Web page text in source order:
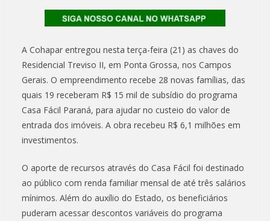
A Cohapar entregou nesta terça-feira (21) as chaves do
Residencial Treviso II, em Ponta Grossa, nos Campos
Gerais. O empreendimento recebe 28 novas famílias, das
quais 19 receberam R$ 15 mil de subsídio do programa
Casa Fácil Paraná, para ajudar no custeio do valor de
entrada dos imóveis. A obra recebeu R$ 6,1 milhões em
investimentos.
O aporte de recursos através do Casa Fácil foi destinado
ao público com renda familiar mensal de até três salários
mínimos. Além do auxílio do Estado, os beneficiários
puderam acessar descontos variáveis do programa